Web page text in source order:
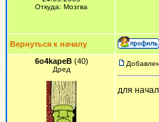
Откуда: Мозгва
Вернуться к началу
6o4kapeB(40)
Дред
для